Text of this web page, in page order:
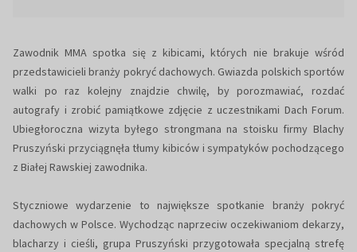
Zawodnik MMA spotka się z kibicami, których nie brakuje wśród
przedstawicieli branży pokryć dachowych. Gwiazda polskich sportów
walki po raz kolejny znajdzie chwilę, by porozmawiać, rozdać
autografy i zrobić pamiątkowe zdjęcie z uczestnikami Dach Forum.
Ubiegłoroczna wizyta byłego strongmana na stoisku firmy Blachy
Pruszyński przyciągnęła tłumy kibiców i sympatyków pochodzącego
z Białej Rawskiej zawodnika.
Styczniowe wydarzenie to największe spotkanie branży pokryć
dachowych w Polsce. Wychodząc naprzeciw oczekiwaniom dekarzy,
blacharzy i cieśli, grupa Pruszyński przygotowała specjalną strefę